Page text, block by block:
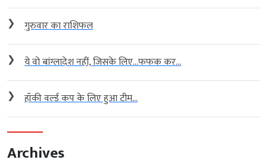
❯ गुरुवार का राशिफल
❯ ये वो बांग्लादेश नहीं, जिसके लिए…फफक कर...
❯ हॉकी वर्ल्ड कप के लिए हुआ टीम...
Archives